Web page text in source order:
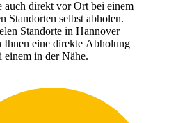
auch direkt vor Ort bei einem
Standorten selbst abholen.
Standorte in Hannover
Ihnen eine direkte Abholung
einem in der Nähe.